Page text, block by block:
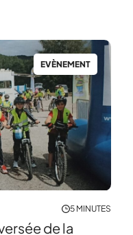
EVÈNEMENT
5 MINUTES
de la